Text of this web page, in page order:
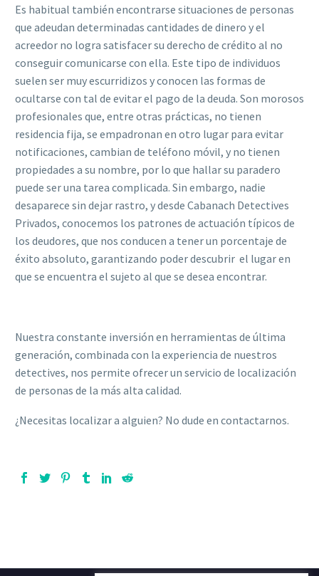
Es habitual también encontrarse situaciones de personas
que adeudan determinadas cantidades de dinero y el
acreedor no logra satisfacer su derecho de crédito al no
conseguir comunicarse con ella. Este tipo de individuos
suelen ser muy escurridizos y conocen las formas de
ocultarse con tal de evitar el pago de la deuda. Son morosos
profesionales que, entre otras prácticas, no tienen
residencia fija, se empadronan en otro lugar para evitar
notificaciones, cambian de teléfono móvil, y no tienen
propiedades a su nombre, por lo que hallar su paradero
puede ser una tarea complicada. Sin embargo, nadie
desaparece sin dejar rastro, y desde Cabanach Detectives
Privados, conocemos los patrones de actuación típicos de
los deudores, que nos conducen a tener un porcentaje de
éxito absoluto, garantizando poder descubrir el lugar en
que se encuentra el sujeto al que se desea encontrar.
Nuestra constante inversión en herramientas de última
generación, combinada con la experiencia de nuestros
detectives, nos permite ofrecer un servicio de localización
de personas de la más alta calidad.
¿Necesitas localizar a alguien? No dude en contactarnos.